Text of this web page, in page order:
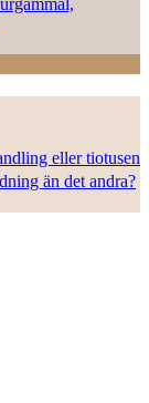
eller tiotusen
än det andra?